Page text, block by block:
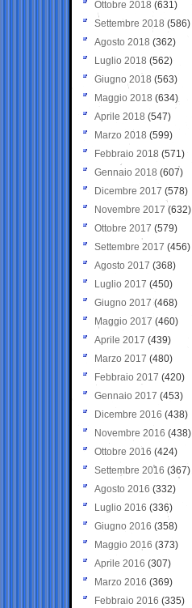
Ottobre 2018 (631)
Settembre 2018 (586)
Agosto 2018 (362)
Luglio 2018 (562)
Giugno 2018 (563)
Maggio 2018 (634)
Aprile 2018 (547)
Marzo 2018 (599)
Febbraio 2018 (571)
Gennaio 2018 (607)
Dicembre 2017 (578)
Novembre 2017 (632)
Ottobre 2017 (579)
Settembre 2017 (456)
Agosto 2017 (368)
Luglio 2017 (450)
Giugno 2017 (468)
Maggio 2017 (460)
Aprile 2017 (439)
Marzo 2017 (480)
Febbraio 2017 (420)
Gennaio 2017 (453)
Dicembre 2016 (438)
Novembre 2016 (438)
Ottobre 2016 (424)
Settembre 2016 (367)
Agosto 2016 (332)
Luglio 2016 (336)
Giugno 2016 (358)
Maggio 2016 (373)
Aprile 2016 (307)
Marzo 2016 (369)
Febbraio 2016 (335)